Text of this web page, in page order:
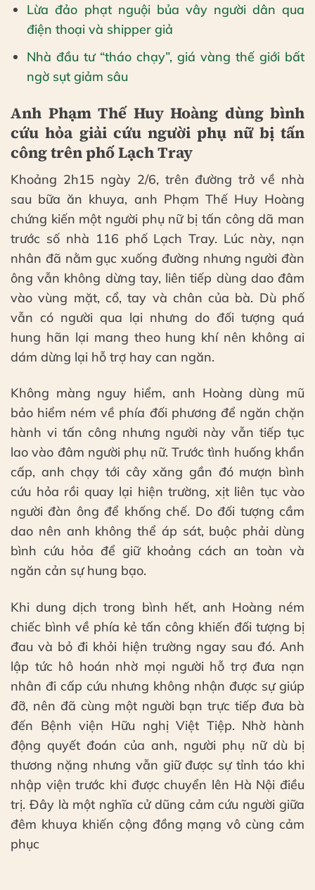
Lừa đảo phạt nguội bủa vây người dân qua
điện thoại và shipper giả
Nhà đầu tư “tháo chạy”, giá vàng thế giới bất
ngờ sụt giảm sâu
Anh Phạm Thế Huy Hoàng dùng bình
cứu hỏa giải cứu người phụ nữ bị tấn
công trên phố Lạch Tray
Khoảng 2h15 ngày 2/6, trên đường trở về nhà
sau bữa ăn khuya, anh Phạm Thế Huy Hoàng
chứng kiến một người phụ nữ bị tấn công dã man
trước số nhà 116 phố Lạch Tray. Lúc này, nạn
nhân đã nằm gục xuống đường nhưng người đàn
ông vẫn không dừng tay, liên tiếp dùng dao đâm
vào vùng mặt, cổ, tay và chân của bà. Dù phố
vẫn có người qua lại nhưng do đối tượng quá
hung hãn lại mang theo hung khí nên không ai
dám dừng lại hỗ trợ hay can ngăn.
Không màng nguy hiểm, anh Hoàng dùng mũ
bảo hiểm ném về phía đối phương để ngăn chặn
hành vi tấn công nhưng người này vẫn tiếp tục
lao vào đâm người phụ nữ. Trước tình huống khẩn
cấp, anh chạy tới cây xăng gần đó mượn bình
cứu hỏa rồi quay lại hiện trường, xịt liên tục vào
người đàn ông để khống chế. Do đối tượng cầm
dao nên anh không thể áp sát, buộc phải dùng
bình cứu hỏa để giữ khoảng cách an toàn và
ngăn cản sự hung bạo.
Khi dung dịch trong bình hết, anh Hoàng ném
chiếc bình về phía kẻ tấn công khiến đối tượng bị
đau và bỏ đi khỏi hiện trường ngay sau đó. Anh
lập tức hô hoán nhờ mọi người hỗ trợ đưa nạn
nhân đi cấp cứu nhưng không nhận được sự giúp
đỡ, nên đã cùng một người bạn trực tiếp đưa bà
đến Bệnh viện Hữu nghị Việt Tiệp. Nhờ hành
động quyết đoán của anh, người phụ nữ dù bị
thương nặng nhưng vẫn giữ được sự tỉnh táo khi
nhập viện trước khi được chuyển lên Hà Nội điều
trị. Đây là một nghĩa cử dũng cảm cứu người giữa
đêm khuya khiến cộng đồng mạng vô cùng cảm
phục